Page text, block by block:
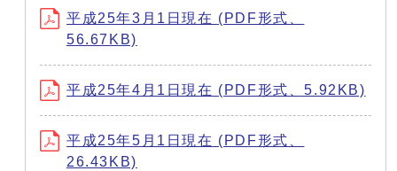
平成25年3月1日現在 (PDF形式、
56.67KB)
平成25年4月1日現在 (PDF形式、5.92KB)
平成25年5月1日現在 (PDF形式、
26.43KB)